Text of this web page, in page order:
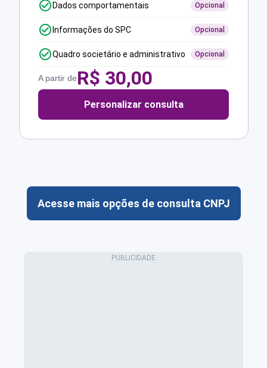
Dados comportamentais Opcional
Informações do SPC Opcional
Quadro societário e administrativo Opcional
A partir deR$ 30,00
Personalizar consulta
Acesse mais opções de consulta CNPJ